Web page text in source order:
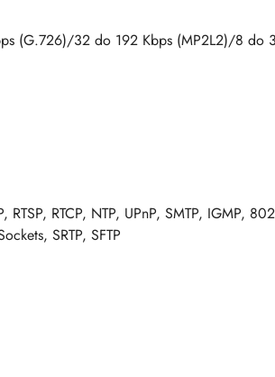
(G.726)/32 do 192 Kbps (MP2L2)/8 do
RTSP, RTCP, NTP, UPnP, SMTP, IGMP,
SRTP, SFTP